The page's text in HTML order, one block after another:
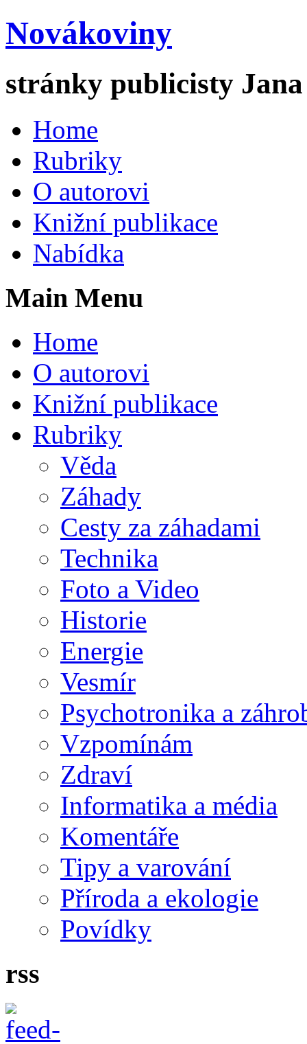
Novákoviny
stránky publicisty
Home
Rubriky
O autorovi
Knižní publikace
Nabídka
Main Menu
Home
O autorovi
Knižní publikace
Rubriky
Věda
Záhady
Cesty za záhadami
Technika
Foto a Video
Historie
Energie
Vesmír
Psychotronika a
Vzpomínám
Zdraví
Informatika a média
Komentáře
Tipy a varování
Příroda a ekologie
Povídky
rss